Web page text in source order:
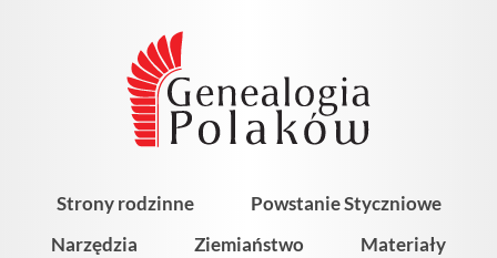
Strony rodzinne
Powstanie Styczniowe
Narzędzia
Ziemiaństwo
Materiały